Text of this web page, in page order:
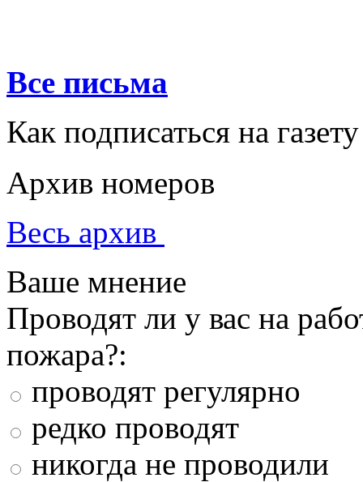
Все письма
Как подписаться на газету
Архив номеров
Весь архив
Ваше мнение
Проводят ли у вас на
пожара?:
проводят регулярно
редко проводят
никогда не проводили